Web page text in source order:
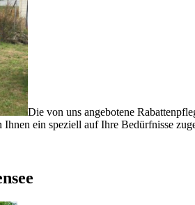
Die von uns angebotene
ein speziell auf Ihre Bedürfnisse